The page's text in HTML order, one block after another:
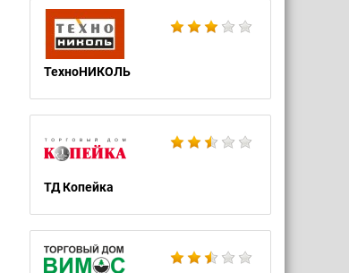
ТехноНИКОЛЬ
ТД Копейка